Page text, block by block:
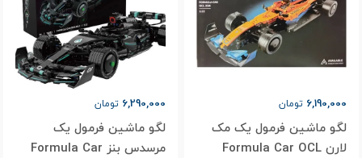
6,190,000 تومان
لگو ماشین فرمول یک مک
لارن Formula Car OCL
6,290,000 تومان
لگو ماشین فرمول یک
مرسدس بنز Formula Car